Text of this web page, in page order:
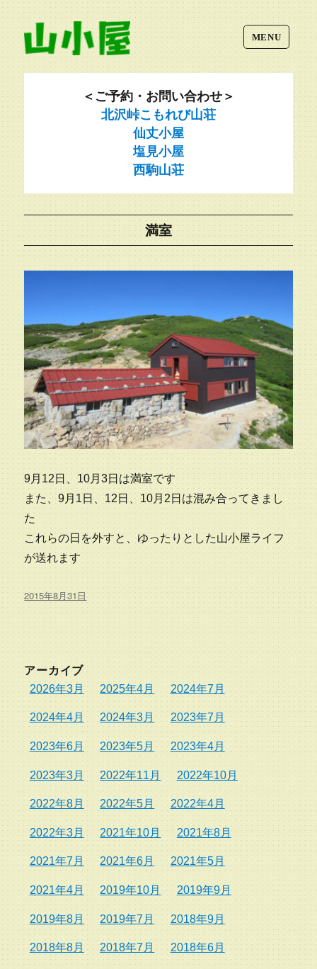
MENU
＜ご予約・お問い合わせ＞
北沢峠こもれび山荘
仙丈小屋
塩見小屋
西駒山荘
満室
9月12日、10月3日は満室です
また、9月1日、12日、10月2日は混み合ってきまし
た
これらの日を外すと、ゆったりとした山小屋ライフ
が送れます
投
稿
日:
2015年8月31日
アーカイブ
2026年3月 2025年4月 2024年7月
2024年4月 2024年3月 2023年7月
2023年6月 2023年5月 2023年4月
2023年3月 2022年11月 2022年10月
2022年8月 2022年5月 2022年4月
2022年3月 2021年10月 2021年8月
2021年7月 2021年6月 2021年5月
2021年4月 2019年10月 2019年9月
2019年8月 2019年7月 2018年9月
2018年8月 2018年7月 2018年6月